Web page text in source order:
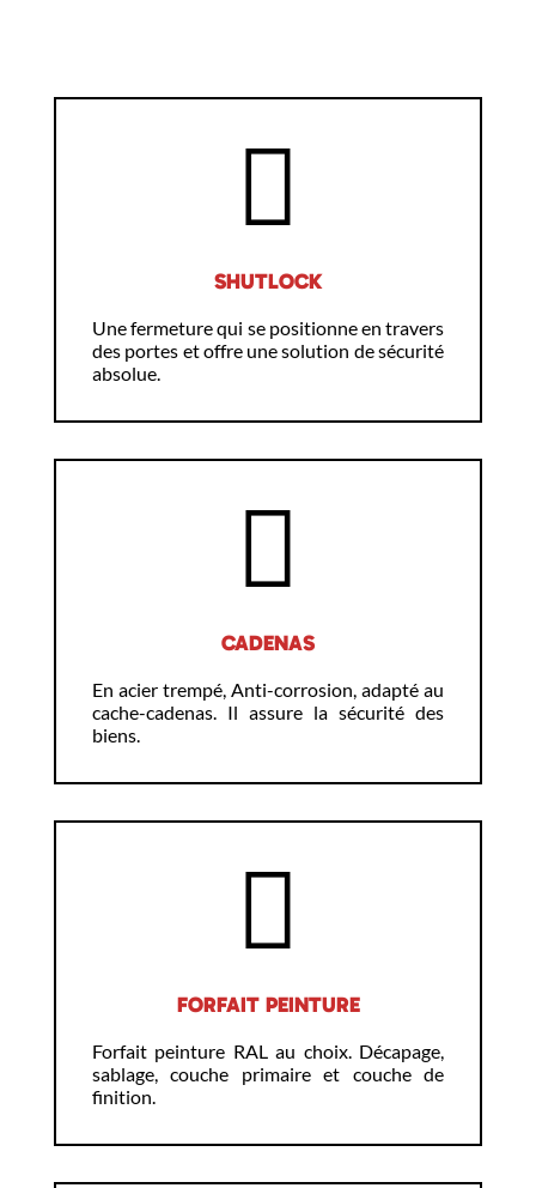
SHUTLOCK
Une fermeture qui se positionne en travers
des portes et offre une solution de sécurité
absolue.
CADENAS
En acier trempé, Anti-corrosion, adapté au
cache-cadenas. Il assure la sécurité des
biens.
FORFAIT PEINTURE
Forfait peinture RAL au choix. Décapage,
sablage, couche primaire et couche de
finition.